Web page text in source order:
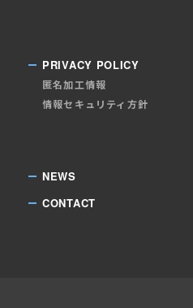
PRIVACY POLICY
匿名加工情報
情報セキュリティ方針
NEWS
CONTACT